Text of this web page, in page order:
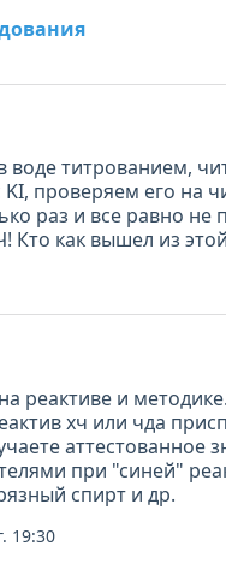
воде титрованием,
проверяем его на
раз и все равно не
Кто как вышел из
реактиве и
хч или чда
аттестованное
при "синей"
спирт и др.
19:30